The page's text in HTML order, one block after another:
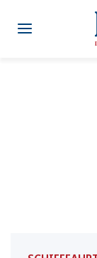
Inhalt